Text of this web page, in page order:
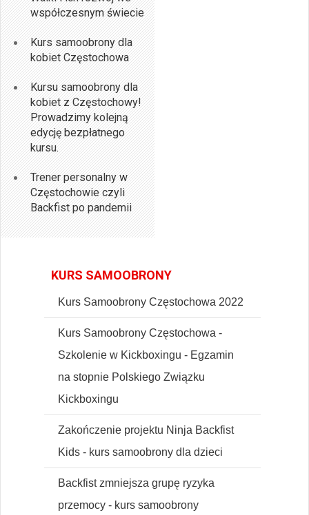
współczesnym świecie
Kurs samoobrony dla
kobiet Częstochowa
Kursu samoobrony dla
kobiet z Częstochowy!
Prowadzimy kolejną
edycję bezpłatnego
kursu.
Trener personalny w
Częstochowie czyli
Backfist po pandemii
KURS SAMOOBRONY
Kurs Samoobrony Częstochowa 2022
Kurs Samoobrony Częstochowa -
Szkolenie w Kickboxingu - Egzamin
na stopnie Polskiego Związku
Kickboxingu
Zakończenie projektu Ninja Backfist
Kids - kurs samoobrony dla dzieci
Backfist zmniejsza grupę ryzyka
przemocy - kurs samoobrony